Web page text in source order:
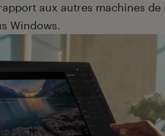
aux autres machines de
Windows.